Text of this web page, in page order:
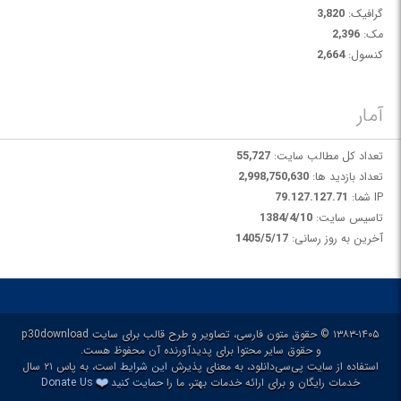
گرافیک: 3,820
مک: 2,396
کنسول:2,664
آمار
تعداد کل مطالب سایت: 55,727
تعداد بازدید ها: 2,998,750,630
IP شما:
79.127.127.71
تاسیس سایت: 1384/4/10
آخرین به روز رسانی: 1405/5/17
۱۳۸۳-۱۴۰۵ © حقوق متون فارسی، تصاویر و طرح قالب برای سایت p30download
و حقوق سایر محتوا برای پدیدآورنده آن محفوظ هست.
استفاده از سایت پی‌سی‌دانلود، به معنای پذیرش این شرایط
است، به پاس ۲۱ سال
خدمات رایگان و برای ارائه خدمات بهتر، ما راحمایت کنید❤️
Donate Us